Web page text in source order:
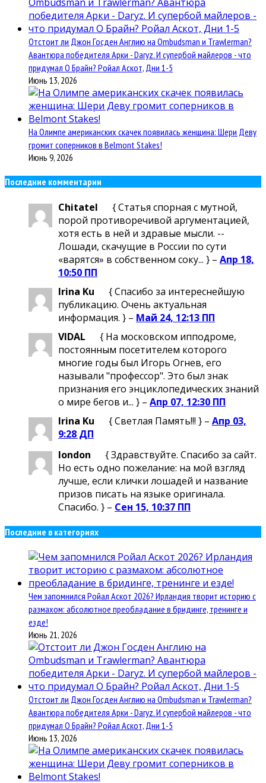
Отстоит ли Джон Госден Англию на Ombudsman и Trawlerman?
Авантюра победителя Арки - Daryz. И супербой майлеров - что
придумал О Брайн? Ройал Аскот, Дни 1-5
Июнь 13, 2026
На Олимпе американских скачек появилась женщина: Шери Деву
громит соперников в Belmont Stakes!
Июнь 9, 2026
Последние комментарии
Chitatel
{ Статья спорная с мутной,
порой противоречивой аргументацией,
хотя есть в ней и здравые мысли. --
Лошади, скачущие в России по сути
«варятся» в собственном соку... } – Апр 18,
10:50 ПП
Irina Ku
{ Спасибо за интереснейшую
публикацию. Очень актуальная
информация. } – Май 24, 12:13 ПП
VIDAL
{ На московском ипподроме,
постоянным посетителем которого
многие годы был Игорь Огнев, его
называли "профессор". Это был знак
признания его энциклопедических знаний
о мире бегов и... } – Апр 07, 12:30 ПП
Irina Ku
{ Светлая Память!!! } – Апр 03,
9:28 ДП
london
{ Здравствуйте. Спасибо за сайт.
Но есть одно пожелание: на мой взгляд
лучше, если клички лошадей и название
призов писать на языке оригинала.
Спасибо. } – Сен 15, 10:37 ПП
Последние в категориях
Чем запомнился Ройал Аскот 2026? Ирландия творит историю с
размахом: абсолютное преобладание в бридинге, тренинге и
езде!
Июнь 21, 2026
Отстоит ли Джон Госден Англию на Ombudsman и Trawlerman?
Авантюра победителя Арки - Daryz. И супербой майлеров - что
придумал О Брайн? Ройал Аскот, Дни 1-5
Июнь 13, 2026